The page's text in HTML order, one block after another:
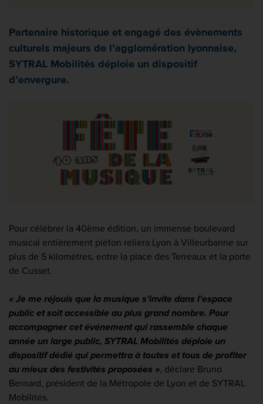
Partenaire historique et engagé des évènements
culturels majeurs de l’agglomération lyonnaise,
SYTRAL Mobilités déploie un dispositif
d’envergure.
Pour célébrer la 40ème édition, un immense boulevard
musical entièrement piéton reliera Lyon à Villeurbanne sur
plus de 5 kilomètres, entre la place des Terreaux et la porte
de Cusset.
« Je me réjouis que la musique s’invite dans l'espace
public et soit accessible au plus grand nombre. Pour
accompagner cet événement qui rassemble chaque
année un large public, SYTRAL Mobilités déploie un
dispositif dédié qui permettra à toutes et tous de profiter
au mieux des festivités proposées », déclare Bruno
Bernard, président de la Métropole de Lyon et de SYTRAL
Mobilités.